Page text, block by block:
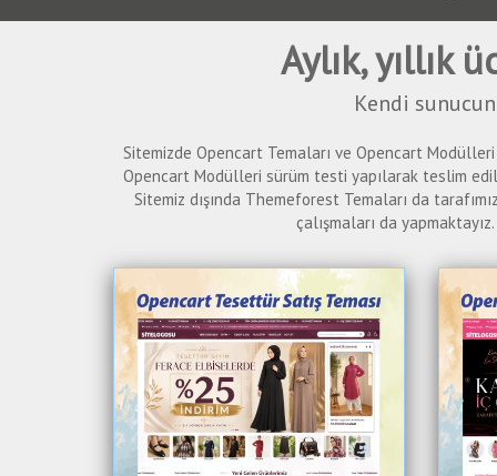
Aylık, yıllık
Kendi
Sitemizde Opencart Temaları ve Opencart
Opencart Modülleri sürüm testi yapılarak teslim
Sitemiz dışında Themeforest Temaları da
çalışmaları da